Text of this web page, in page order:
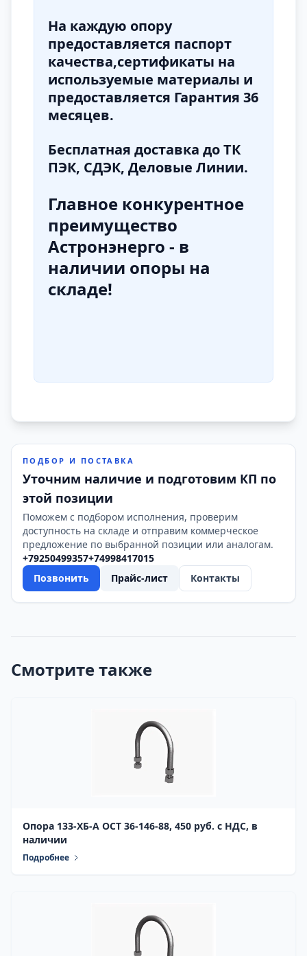
На каждую опору
предоставляется паспорт
качества,сертификаты на
используемые материалы и
предоставляется Гарантия 36
месяцев.
Бесплатная доставка до ТК
ПЭК, СДЭК, Деловые Линии.
Главное конкурентное
преимущество
Астронэнерго - в
наличии опоры на
складе!
ПОДБОР И ПОСТАВКА
Уточним наличие и подготовим КП по
этой позиции
Поможем с подбором исполнения, проверим
доступность на складе и отправим коммерческое
предложение по выбранной позиции или аналогам.
+79250499357+74998417015
Позвонить
Прайс-лист Контакты
Смотрите также
Опора 133-ХБ-А ОСТ 36-146-88, 450 руб. с НДС, в
наличии
Подробнее